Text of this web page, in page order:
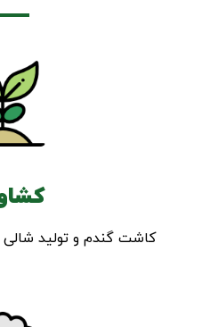
کاشت گندم و تولید